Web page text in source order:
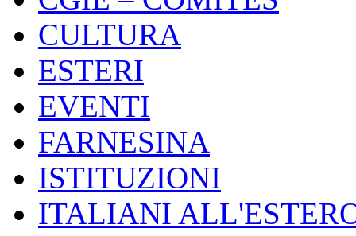
CULTURA
ESTERI
EVENTI
FARNESINA
ISTITUZIONI
ITALIANI